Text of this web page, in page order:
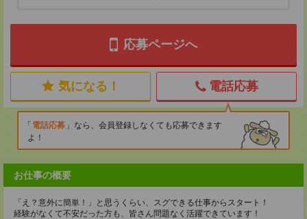
応募ページへ
気になる！ 電話応募
電話応募
なら、会員登録しなくても応募できます
よ！
お仕事の概要
「え？意外に簡単！」と思うくらい、スグできる仕事からスタート！
経験がなくて不安だった方も、皆さん問題なく活躍できています！